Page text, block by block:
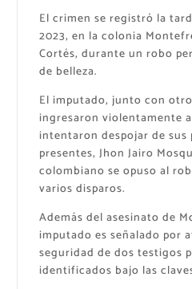
El crimen se registró la
2023, en la colonia
Cortés, durante un robo
de belleza.
El imputado, junto con
ingresaron violentamente
intentaron despojar de sus
presentes, Jhon Jairo
colombiano se opuso al
varios disparos.
Además del asesinato de
imputado es señalado por
seguridad de dos testigos
identificados bajo las